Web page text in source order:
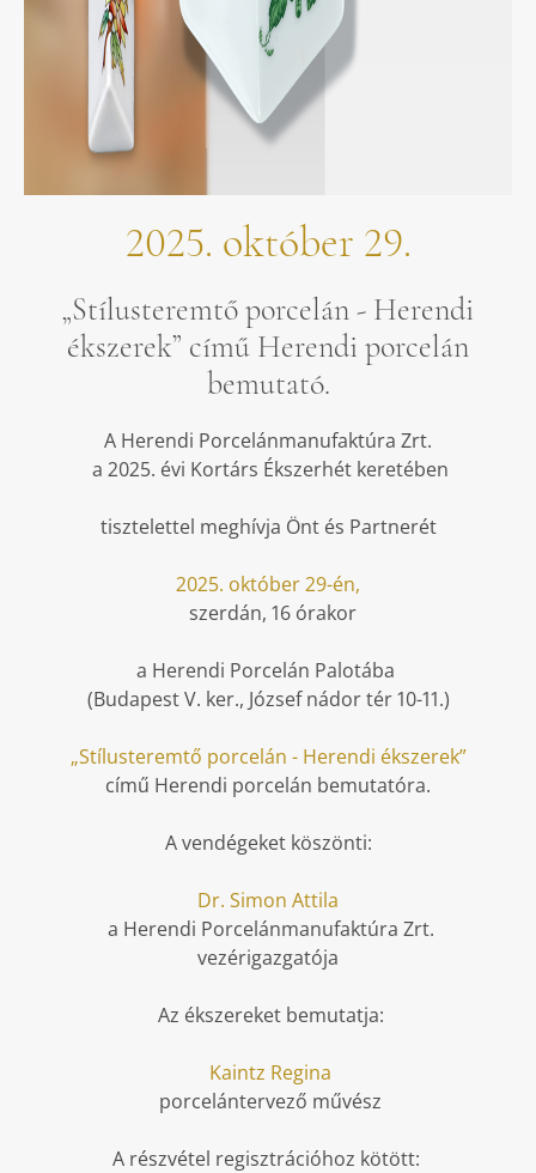
2025. október 29.
„Stílusteremtő porcelán - Herendi
ékszerek” című Herendi porcelán
bemutató.
A Herendi Porcelánmanufaktúra Zrt.
a 2025. évi Kortárs Ékszerhét keretében
tisztelettel meghívja Önt és Partnerét
2025. október 29-én,
szerdán, 16 órakor
a Herendi Porcelán Palotába
(Budapest V. ker., József nádor tér 10-11.)
„Stílusteremtő porcelán - Herendi ékszerek”
című Herendi porcelán bemutatóra.
A vendégeket köszönti:
Dr. Simon Attila
a Herendi Porcelánmanufaktúra Zrt.
vezérigazgatója
Az ékszereket bemutatja:
Kaintz Regina
porcelántervező művész
A részvétel regisztrációhoz kötött: